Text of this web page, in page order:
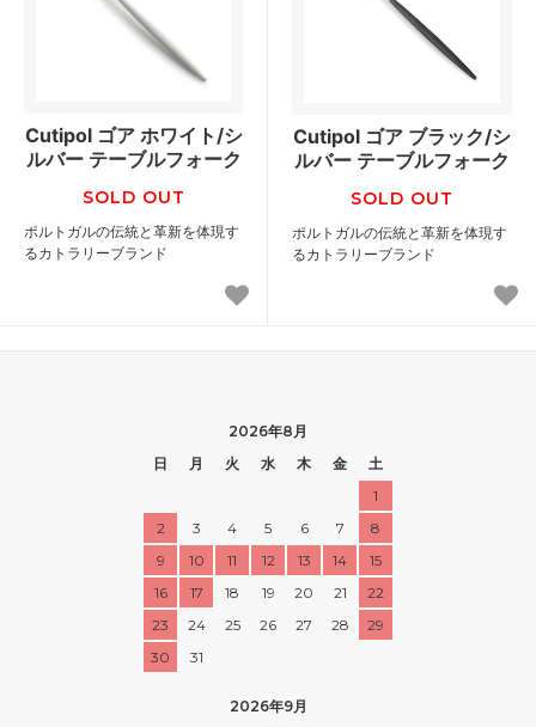
Cutipol ゴア ホワイト/シ
ルバー テーブルフォーク
SOLD OUT
ポルトガルの伝統と革新を体現す
るカトラリーブランド
Cutipol ゴア ブラック/シ
ルバー テーブルフォーク
SOLD OUT
ポルトガルの伝統と革新を体現す
るカトラリーブランド
2026年8月
日
月 火 水 木 金
土
1
2
3 4 5 6 7
8
9
10 11 12 13 14
15
16
17 18 19 20 21
22
23
24 25 26 27 28
29
30
31
2026年9月